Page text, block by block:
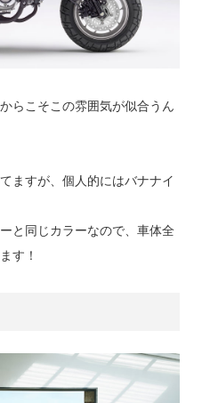
らこそこの雰囲気が似合うん
ますが、個人的にはバナナイ
と同じカラーなので、車体全
す！